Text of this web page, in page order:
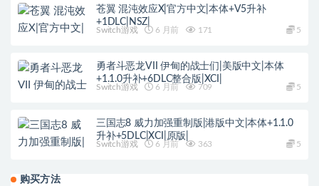
苍翼 混沌效应X|官方中文|本体+V5升补
+1DLC|NSZ|
Switch游戏 6 月前 171 5
勇者斗恶龙VII 伊甸的战士们|美版中文|本体
+1.1.0升补+6DLC整合版|XCI|
Switch游戏 6 月前 709 5
三国志8 威力加强重制版|港版中文|本体+1.1.0
升补+5DLC|XCI|原版|
Switch游戏 6 月前 363 5
购买方法